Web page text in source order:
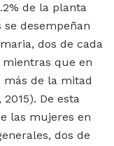
de la planta
desempeñan
dos de cada
mientras que en
más de la mitad
De esta
las mujeres en
dos de